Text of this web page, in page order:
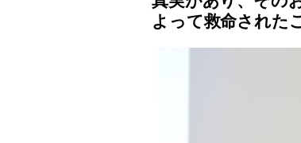
よって救命された